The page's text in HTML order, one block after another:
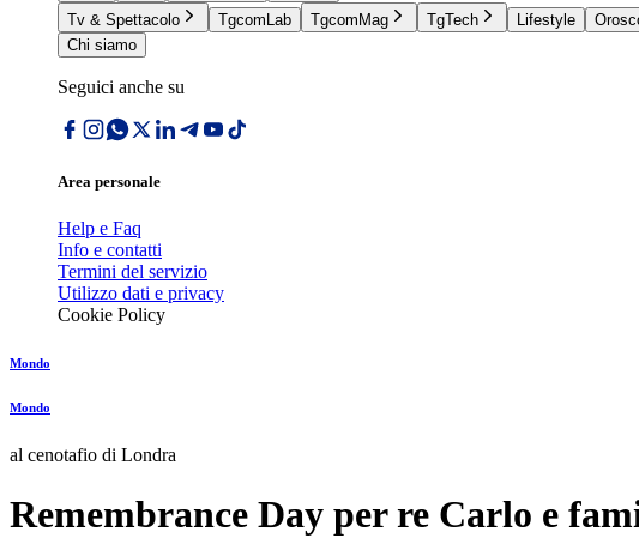
Tv & Spettacolo
TgcomLab TgcomMag TgTech Lifestyle
Chi siamo
Seguici anche su
Area personale
Help e Faq
Info e contatti
Termini del servizio
Utilizzo dati e privacy
Cookie Policy
Mondo
Mondo
al cenotafio di Londra
Remembrance Day per re Carlo e